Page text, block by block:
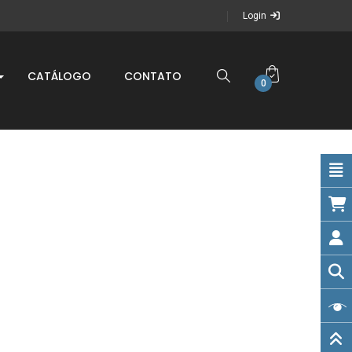
Login
CATÁLOGO CONTATO 0